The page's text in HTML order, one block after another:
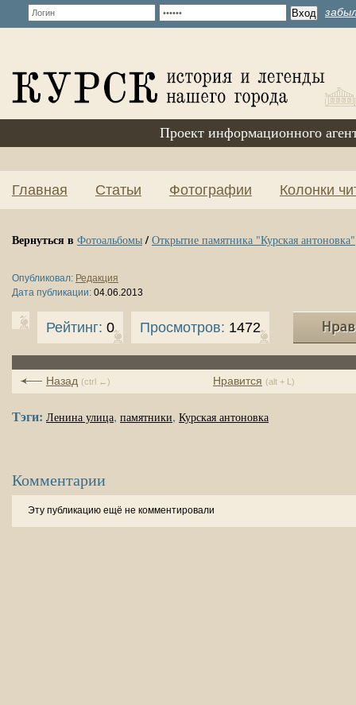
Проект информационного
Главная Статьи Фотографии Колонки
Вернуться в Фотоальбомы/ Открытие памятника "Курская антоновка"
Опубликовал: Редакция
Дата публикации: 04.06.2013
Рейтинг: 0 Просмотров: 1472
Нравится (alt + L)
Назад (ctrl ←)
Тэги: Ленина улица, памятники, Курская антоновка
Комментарии
Эту публикацию ещё не комментировали